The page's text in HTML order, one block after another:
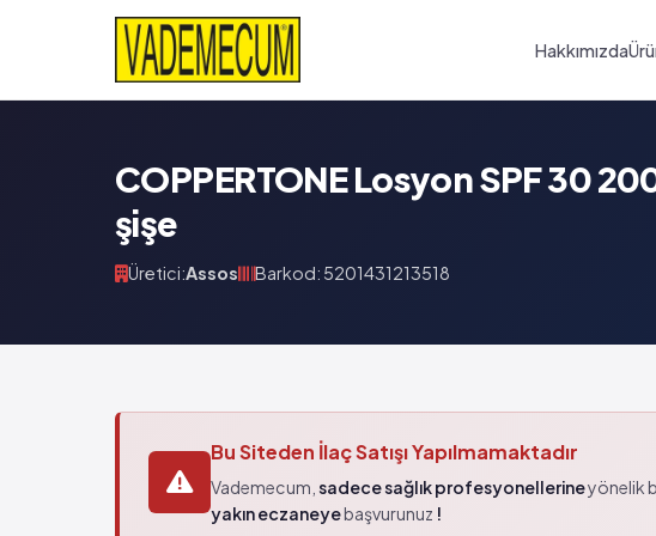
Hakkımızda
COPPERTONE Losyon SPF 30
şişe
Üretici:Assos Barkod: 5201431213518
Bu Siteden İlaç Satışı Yapılmamaktadır
Vademecum, sadece sağlık profesyonellerineyönelik
yakın eczaneyebaşvurunuz !